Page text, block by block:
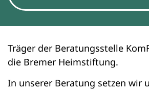
Träger der Beratungsstelle
die Bremer Heimstiftung.
In unserer Beratung setzen wir